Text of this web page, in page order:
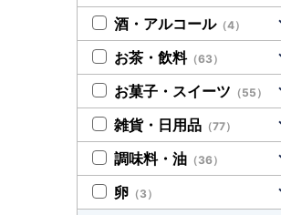
酒・アルコール（4）
お茶・飲料（63）
お菓子・スイーツ （55）
雑貨・日用品 （77）
調味料・油 （36）
卵 （3）